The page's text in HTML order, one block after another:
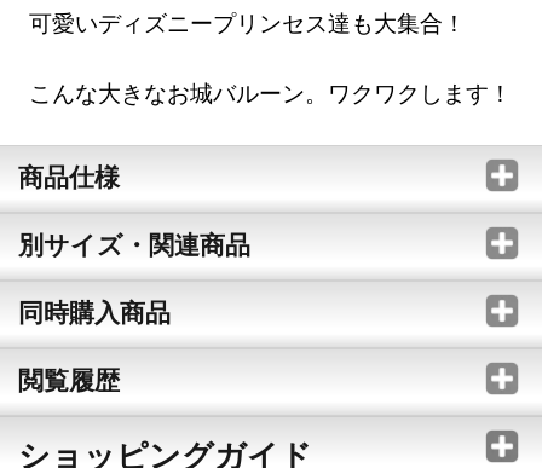
可愛いディズニープリンセス達も大集合！
こんな大きなお城バルーン。ワクワクします！
商品仕様
別サイズ・関連商品
同時購入商品
閲覧履歴
ショッピングガイド